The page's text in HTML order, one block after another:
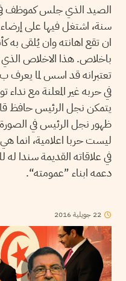
الصيد الذي جلس كموظف في
سنة، اشتغل فيها على
ان تقع اهانته وان يُلقى به
باخلاص. هذا الاخلاص
تعتبرانه قد اسس لما يعرف
في حربه غير المعلنة مع
يتمكن نجل الرئيس حافظ
ظهور نجل الرئيس في
ليست حربا اعلامية، انما
في علاقاته القديمة سندا
دعمه ابناء ”عمومته“.
22 جويلية2016